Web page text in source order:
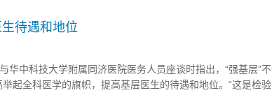
盖。而签约的另外一方，则是...
待遇和地位
华中科技大学附属同济医院医务人员座谈时指出，“强基层”不
举起全科医学的旗帜，提高基层医生的待遇和地位。“这是检